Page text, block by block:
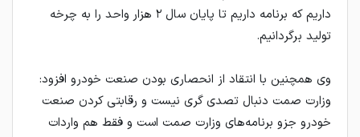
داریم که برنامه داریم تا پایان سال ۲ هزار واحد را به چرخه
تولید برگردانیم.
وی همچنین با انتقاد از انحصاری بودن صنعت خودرو افزود:
وزارت صمت دنبال تصدی گری نیست و رقابتی کردن صنعت
خودرو جزو برنامه‌های وزارت صمت است و فقط هم واردات